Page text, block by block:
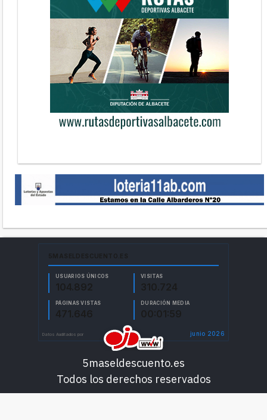
5maseldescuento.es
Todos los derechos reservados